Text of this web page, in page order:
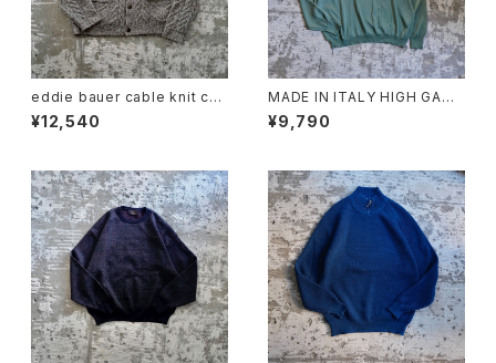
eddie bauer cable knit car
digan
¥12,540
MADE IN ITALY HIGH GAUG
E KNIT POLO GREEN
¥9,790